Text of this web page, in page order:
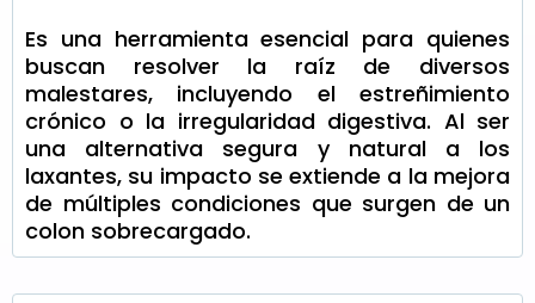
Es una herramienta esencial para quienes
buscan resolver la raíz de diversos
malestares, incluyendo el estreñimiento
crónico o la irregularidad digestiva. Al ser
una alternativa segura y natural a los
laxantes, su impacto se extiende a la mejora
de múltiples condiciones que surgen de un
colon sobrecargado.